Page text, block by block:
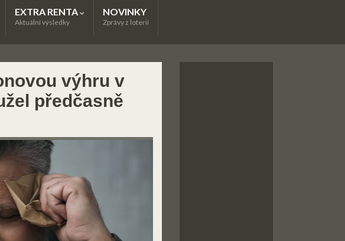
EXTRA RENTA
Aktuální výsledky
NOVINKY
Zprávy z loterií
výhru v
předčasně